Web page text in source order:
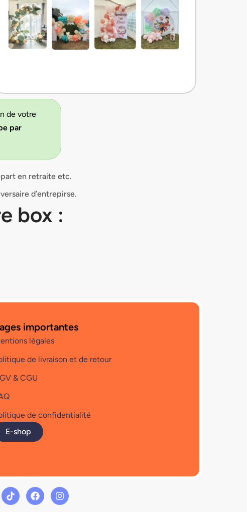
de votre
par
en retraite etc.
d’entrepirse.
box :
importantes
légales
de livraison et de retour
& CGU
de confidentialité
E-shop